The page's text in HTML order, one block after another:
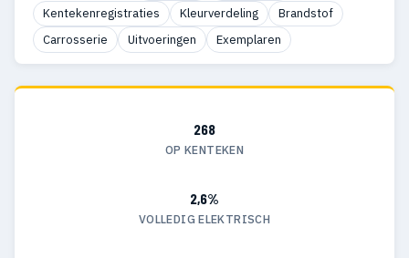
Kentekenregistraties
Kleurverdeling
Brandstof
Carrosserie
Uitvoeringen Exemplaren
268
OP KENTEKEN
2,6%
VOLLEDIG ELEKTRISCH